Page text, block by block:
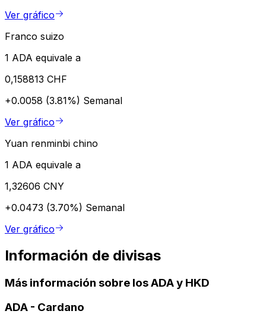
Ver gráfico
Franco suizo
1 ADA equivale a
0,158813 CHF
+0.0058 (3.81%) Semanal
Ver gráfico
Yuan renminbi chino
1 ADA equivale a
1,32606 CNY
+0.0473 (3.70%) Semanal
Ver gráfico
Información de divisas
Más información sobre los ADA y HKD
ADA - Cardano